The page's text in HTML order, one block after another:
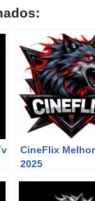
CineFlix
2025